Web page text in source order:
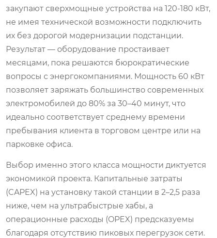
закупают сверхмощные устройства на 120-180 кВт,
не имея технической возможности подключить
их без дорогой модернизации подстанции.
Результат — оборудование простаивает
месяцами, пока решаются бюрократические
вопросы с энергокомпаниями. Мощность 60 кВт
позволяет заряжать большинство современных
электромобилей до 80% за 30–40 минут, что
идеально соответствует среднему времени
пребывания клиента в торговом центре или на
парковке офиса.
Выбор именно этого класса мощности диктуется
экономикой проекта. Капитальные затраты
(CAPEX) на установку такой станции в 2–2,5 раза
ниже, чем на ультрабыстрые хабы, а
операционные расходы (OPEX) предсказуемы
благодаря отсутствию пиковых перегрузок сети.